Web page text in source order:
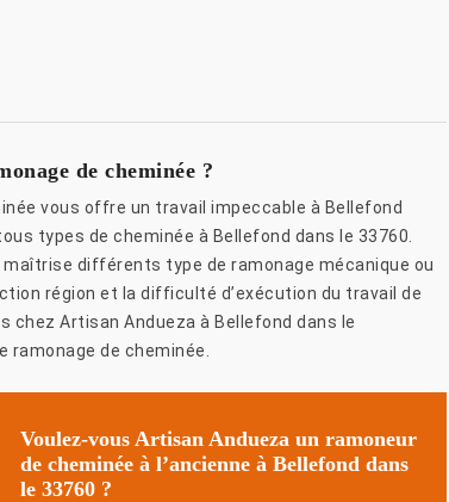
de cheminée ?
vous offre un travail impeccable à Bellefond
types de cheminée à Bellefond dans le 33760.
différents type de ramonage mécanique ou
région et la difficulté d’exécution du travail de
chez Artisan Andueza à Bellefond dans le
ramonage de cheminée.
Voulez-vous Artisan Andueza un ramoneur
de cheminée à l’ancienne à Bellefond dans
le 33760 ?